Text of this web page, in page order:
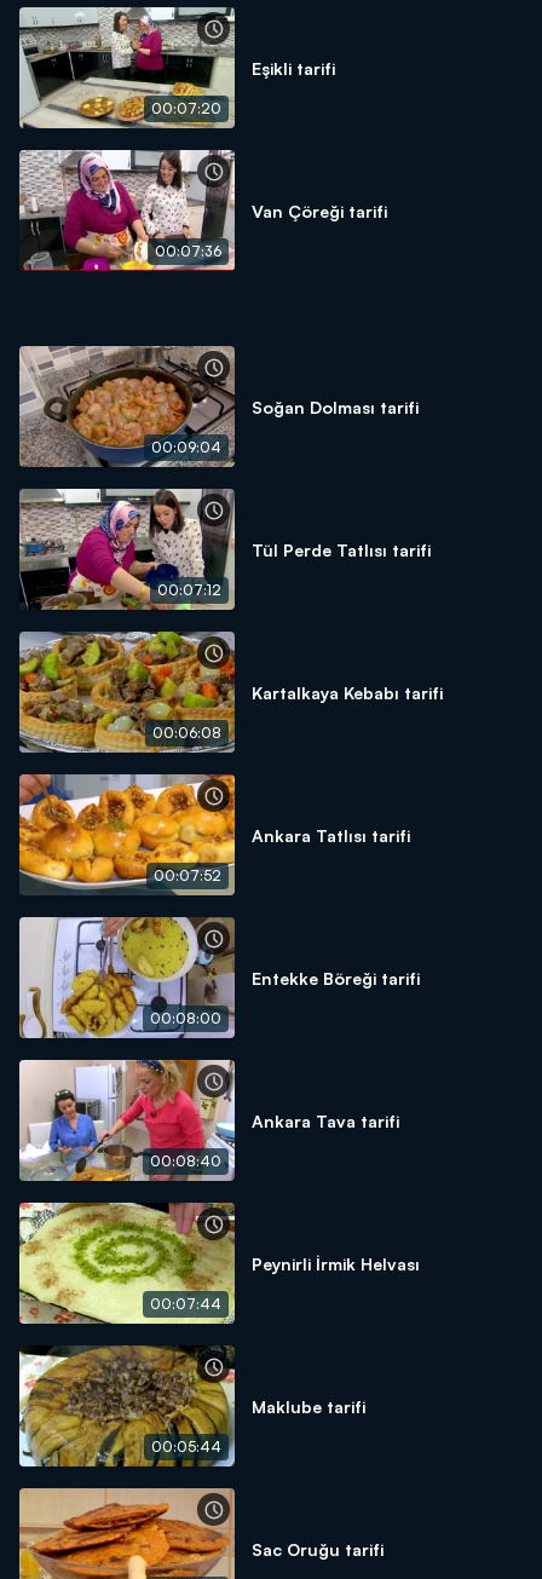
00:07:20
Eşikli tarifi
00:07:36
Van Çöreği tarifi
00:09:04
Soğan Dolması tarifi
00:07:12
Tül Perde Tatlısı tarifi
00:06:08
Kartalkaya Kebabı tarifi
00:07:52
Ankara Tatlısı tarifi
00:08:00
Entekke Böreği tarifi
00:08:40
Ankara Tava tarifi
00:07:44
Peynirli İrmik Helvası
00:05:44
Maklube tarifi
Sac Oruğu tarifi